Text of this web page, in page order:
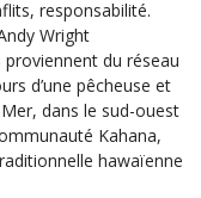
responsabilité.
Wright
du réseau
d’une pêcheuse et
dans le sud-ouest
Kahana,
hawaïenne